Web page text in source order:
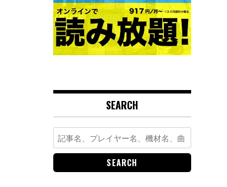
SEARCH
Search
for: